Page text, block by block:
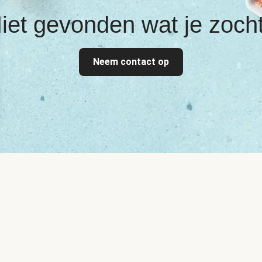
gevonden wat je
Neem contact op